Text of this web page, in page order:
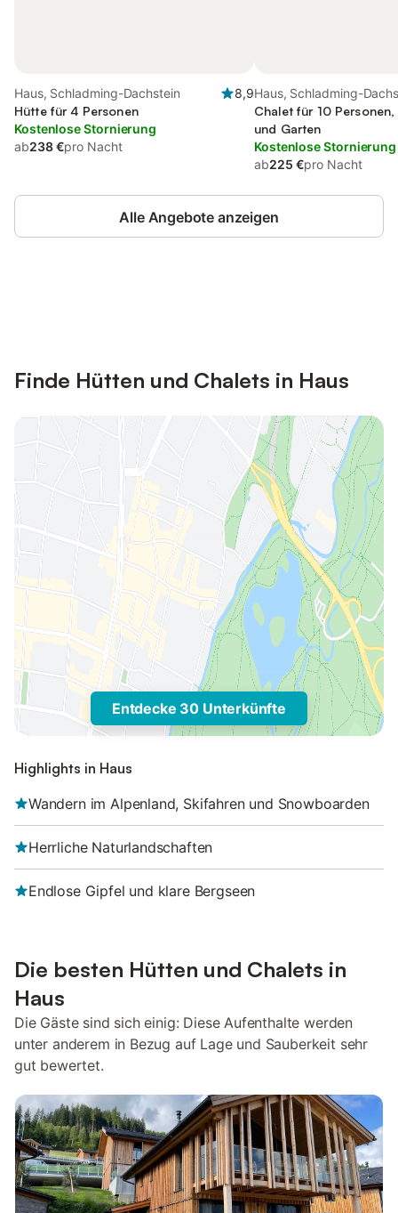
Haus, Schladming-Dachstein
8,9
Hütte für 4 Personen
Kostenlose Stornierung
ab238 €pro Nacht
Haus, Schladming-
Chalet für 10 Personen,
und Garten
Kostenlose Stornierung
ab225 €pro Nacht
Alle Angebote anzeigen
Finde Hütten und Chalets in Haus
Entdecke 30 Unterkünfte
Highlights in Haus
Wandern im Alpenland, Skifahren und Snowboarden
Herrliche Naturlandschaften
Endlose Gipfel und klare Bergseen
Die besten Hütten und Chalets in
Haus
Die Gäste sind sich einig: Diese Aufenthalte werden
unter anderem in Bezug auf Lage und Sauberkeit sehr
gut bewertet.